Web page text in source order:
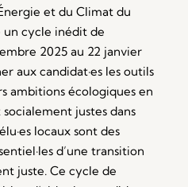
et du Climat du
un cycle inédit de
2025 au 22 janvier
aux candidat·es les outils
ambitions écologiques en
justes dans
locaux sont des
d’une transition
juste. Ce cycle de